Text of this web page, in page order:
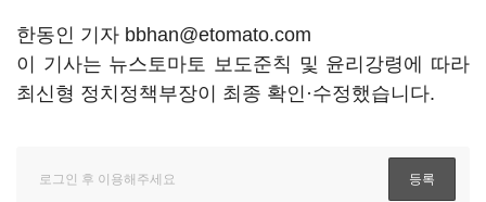
한동인 기자 bbhan@etomato.com
이 기사는 뉴스토마토 보도준칙 및 윤리강령에 따라
최신형 정치정책부장이 최종 확인·수정했습니다.